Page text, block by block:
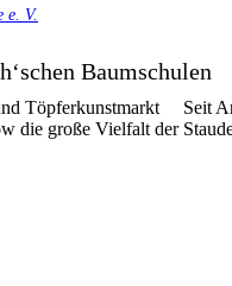
e. V.
Töpferkunstmarkt Seit
die große Vielfalt der